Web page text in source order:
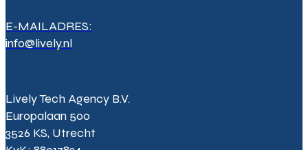
E-MAILADRES:
info@lively.nl
Lively Tech Agency B.V.
Europalaan 500
3526 KS, Utrecht